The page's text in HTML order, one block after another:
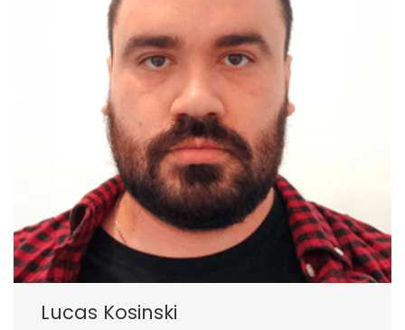
Lucas Kosinski